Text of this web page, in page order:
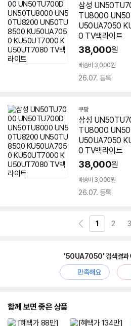
삼성
TU8000
U50UA7050
0 TV백라이트
38,000원
배송비 3,000원
26.07. 등록
쿠팡
삼성
TU8000
U50UA7050
0 TV백라이트
38,000원
배송비 3,000원
26.07. 등록
1 2 3
'50UA7050' 검색결과
만족해요
함께 보면 좋은 상품